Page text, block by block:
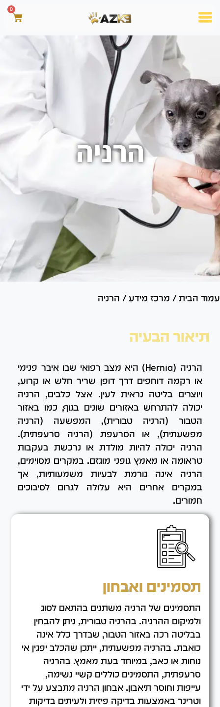
0
הרניה
עמוד הבית / מרכז מידע / הרניה
תיאור הבעיה
הרניה (Hernia) היא מצב רפואי שבו איבר פנימי
או רקמה דוחפים דרך דופן שריר חלש או קרוע,
ויוצרים בליטה נראית לעין. אצל כלבים, הרניה
יכולה להתרחש באזורים שונים בגוף, כמו באזור
הטבור (הרניה טבורית), המפשעה (הרניה
מפשעתית), או הסרעפת (הרניה סרעפתית).
הרניה יכולה להיות מולדת או נרכשת בעקבות
טראומה או מאמץ גופני מוגזם. במקרים מסוימים,
הרניה אינה גורמת לבעיות משמעותיות, אך
במקרים אחרים היא עלולה לגרום לסיבוכים
חמורים.
תסמינים ואבחון
התסמינים של הרניה משתנים בהתאם לסוג
ולמיקום ההרניה. בהרניה טבורית, ניתן להבחין
בבליטה רכה באזור הטבור, שבדרך כלל אינה
כואבת. בהרניה מפשעתית, ייתכן שהכלב יפגין אי
נוחות או כאב, במיוחד בעת מאמץ. בהרניה
סרעפתית, התסמינים כוללים קשיי נשימה,
עייפות וחוסר תיאבון. אבחון הרניה מתבצע על ידי
וטרינר באמצעות בדיקה פיזית ולעיתים בדיקות